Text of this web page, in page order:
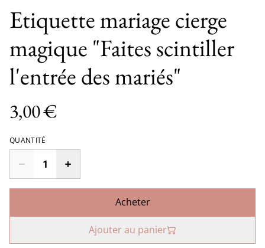
Etiquette mariage cierge
magique "Faites scintiller
l'entrée des mariés"
3,00 €
QUANTITÉ
Acheter
Ajouter au panier